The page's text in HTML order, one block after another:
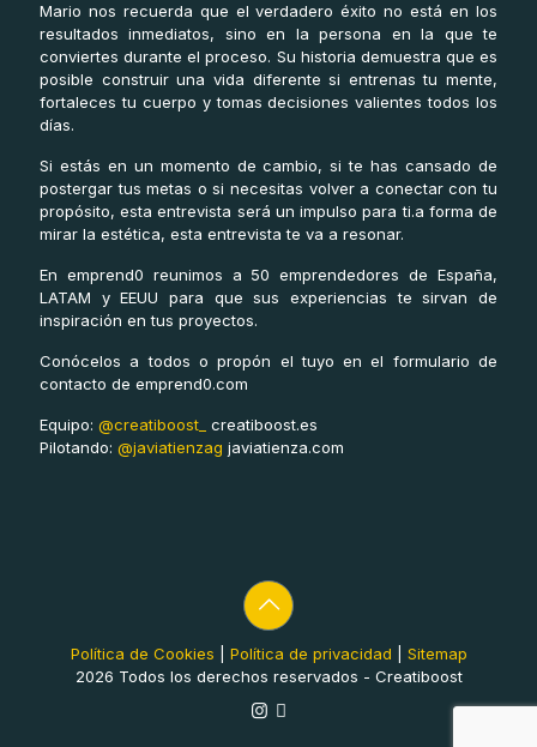
Mario nos recuerda que el verdadero éxito no está en los
resultados inmediatos, sino en la persona en la que te
conviertes durante el proceso. Su historia demuestra que es
posible construir una vida diferente si entrenas tu mente,
fortaleces tu cuerpo y tomas decisiones valientes todos los
días.
Si estás en un momento de cambio, si te has cansado de
postergar tus metas o si necesitas volver a conectar con tu
propósito, esta entrevista será un impulso para ti.a forma de
mirar la estética, esta entrevista te va a resonar.
En emprend0 reunimos a 50 emprendedores de España,
LATAM y EEUU para que sus experiencias te sirvan de
inspiración en tus proyectos.
Conócelos a todos o propón el tuyo en el formulario de
contacto de emprend0.com
Equipo: @creatiboost_
creatiboost.es
Pilotando: @javiatienzag javiatienza.com
Política de Cookies Política de privacidad
Sitemap
2026 Todos los derechos reservados - Creatiboost